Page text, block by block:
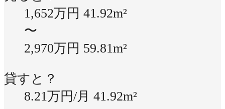
1,652万円 41.92m²
〜
2,970万円 59.81m²
貸すと？
8.21万円/月 41.92m²